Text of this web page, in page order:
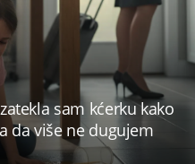
sam kćerku kako
da više ne dugujem